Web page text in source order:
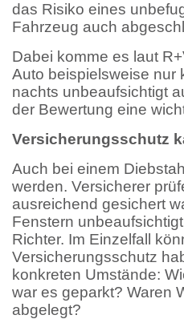
das Risiko eines
Fahrzeug auch
Dabei komme es laut
Auto beispielsweise nur
nachts unbeaufsichtigt
der Bewertung eine
Versicherungsschutz
Auch bei einem
werden. Versicherer
ausreichend gesichert
Fenstern
Richter. Im Einzelfall
Versicherungsschutz
konkreten Umstände:
war es geparkt? Waren
abgelegt?